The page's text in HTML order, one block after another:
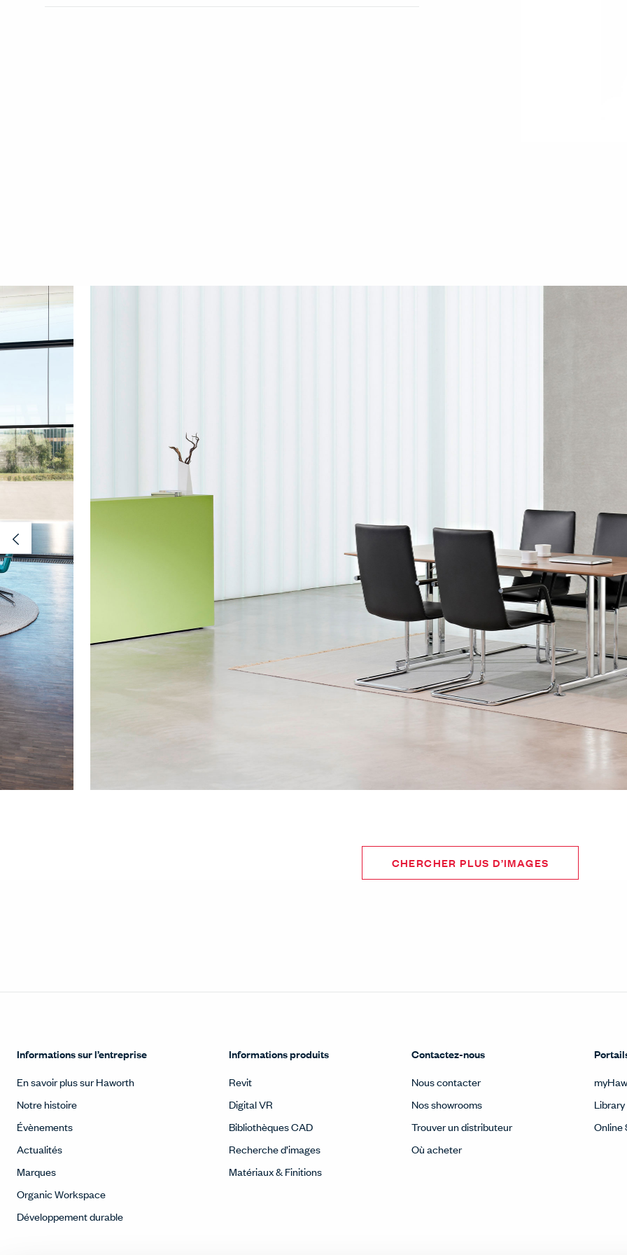
Previous
CHERCHER PLUS D’IMAGES
Informations sur l’entreprise
En savoir plus sur Haworth
Notre histoire
Évènements
Actualités
Marques
Organic Workspace
Développement durable
Informations produits
Revit
Digital VR
Bibliothèques CAD
Recherche d’images
Matériaux & Finitions
Contactez-nous
Nous contacter
Nos showrooms
Trouver un distributeur
Où acheter
Library
Online